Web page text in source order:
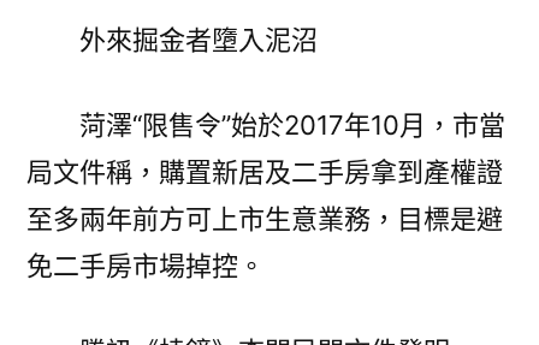
外來掘金者墮入泥沼
菏澤“限售令”始於2017年10月，市當
局文件稱，購置新居及二手房拿到產權證
至多兩年前方可上市生意業務，目標是避
免二手房市場掉控。